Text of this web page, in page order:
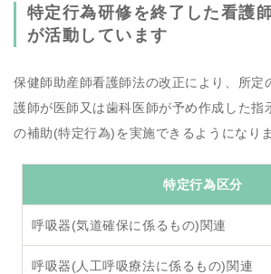
特定行為研修を終了した看護
が活動しています
保健師助産師看護師法の改正により、所定
護師が医師又は歯科医師が予め作成した指
の補助(特定行為)を実施できるようになりま
特定行為区分
呼吸器(気道確保に係るもの)関連
呼吸器(人工呼吸療法に係るもの)関連